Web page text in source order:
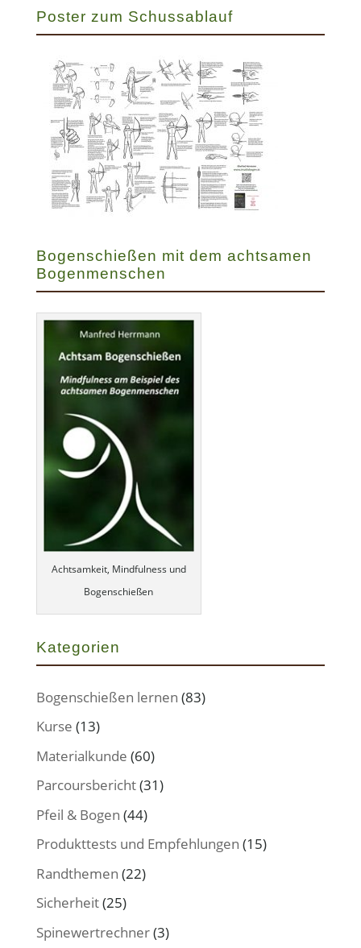
Poster zum Schussablauf
Bogenschießen mit dem achtsamen
Bogenmenschen
Achtsamkeit, Mindfulness und
Bogenschießen
Kategorien
Bogenschießen lernen (83)
Kurse (13)
Materialkunde (60)
Parcoursbericht(31)
Pfeil & Bogen (44)
Produkttests und Empfehlungen (15)
Randthemen (22)
Sicherheit(25)
Spinewertrechner(3)